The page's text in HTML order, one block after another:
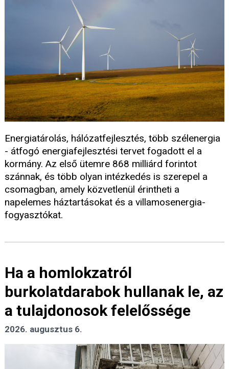
Energiatárolás, hálózatfejlesztés, több szélenergia
- átfogó energiafejlesztési tervet fogadott el a
kormány. Az első ütemre 868 milliárd forintot
szánnak, és több olyan intézkedés is szerepel a
csomagban, amely közvetlenül érintheti a
napelemes háztartásokat és a villamosenergia-
fogyasztókat.
Ha a homlokzatról
burkolatdarabok hullanak le, az
a tulajdonosok felelőssége
2026. augusztus 6.